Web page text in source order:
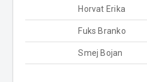
Horvat Erika
Fuks Branko
Smej Bojan